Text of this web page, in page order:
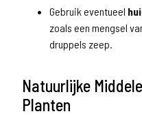
Gebruik eventueel
zoals een mengsel
druppels zeep.
Natuurlijke
Planten